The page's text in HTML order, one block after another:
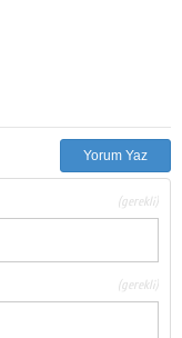
Yorum Yaz
(gerekli)
(gerekli)